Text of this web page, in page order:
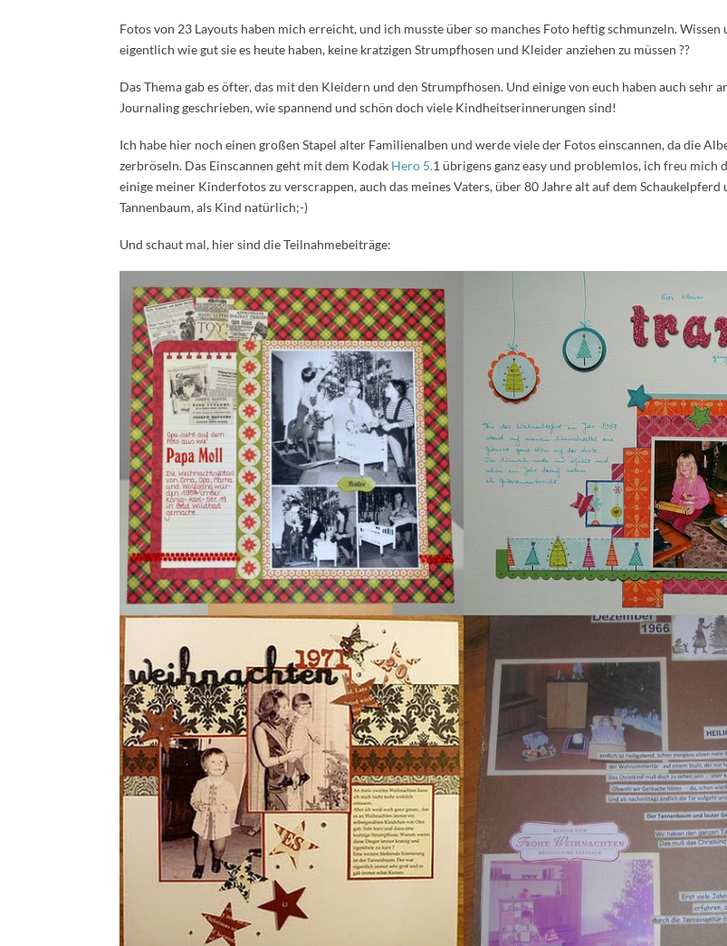
Fotos von 23 Layouts haben mich erreicht, und ich musste über so manches Foto heftig schmunzeln. Wissen
eigentlich wie gut sie es heute haben, keine kratzigen Strumpfhosen und Kleider anziehen zu müssen ??
Das Thema gab es öfter, das mit den Kleidern und den Strumpfhosen. Und einige von euch haben auch sehr
Journaling geschrieben, wie spannend und schön doch viele Kindheitserinnerungen sind!
Ich habe hier noch einen großen Stapel alter Familienalben und werde viele der Fotos einscannen, da die
zerbröseln. Das Einscannen geht mit dem Kodak Hero 5.1 übrigens ganz easy und problemlos, ich freu mich
einige meiner Kinderfotos zu verscrappen, auch das meines Vaters, über 80 Jahre alt auf dem Schaukelpferd
Tannenbaum, als Kind natürlich;-)
Und schaut mal, hier sind die Teilnahmebeiträge: